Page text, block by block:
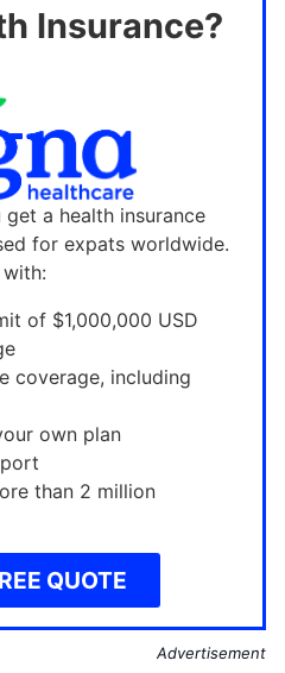
Insurance?
a health insurance
for expats worldwide.
of $1,000,000 USD
coverage, including
own plan
than 2 million
QUOTE
Advertisement